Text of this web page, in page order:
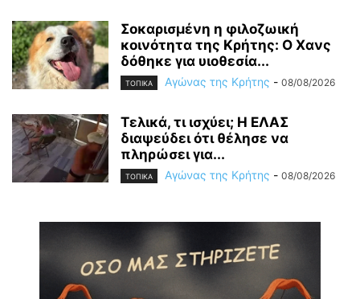
Σοκαρισμένη η φιλοζωική
κοινότητα της Κρήτης: Ο Χανς
δόθηκε για υιοθεσία...
ΤΟΠΙΚΑ Αγώνας της Κρήτης - 08/08/2026
Τελικά, τι ισχύει; Η ΕΛΑΣ
διαψεύδει ότι θέλησε να
πληρώσει για...
ΤΟΠΙΚΑ Αγώνας της Κρήτης - 08/08/2026